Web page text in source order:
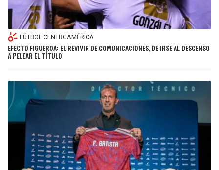
FÚTBOL CENTROAMÉRICA
EFECTO FIGUEROA: EL REVIVIR DE COMUNICACIONES, DE IRSE AL DESCENSO
A PELEAR EL TÍTULO